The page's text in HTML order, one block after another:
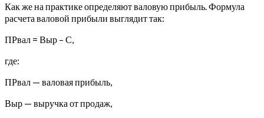
Как же на практике определяют валовую прибыль. Формула
расчета валовой прибыли выглядит так:
ПРвал = Выр – С,
где:
ПРвал — валовая прибыль,
Выр — выручка от продаж,